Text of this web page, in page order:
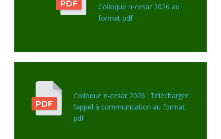
Colloque n-cesar 2026 au
format pdf
Colloque n-cesar 2026 : Télécharger
l’appel à communication au format
pdf